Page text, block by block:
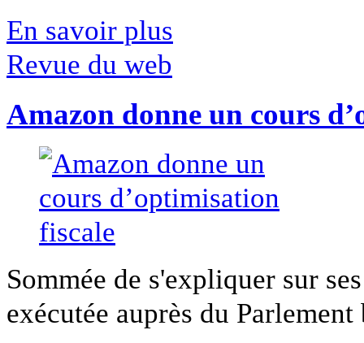
En savoir plus
Revue du web
Amazon donne un cours
Sommée de s'expliquer sur
exécutée auprès du